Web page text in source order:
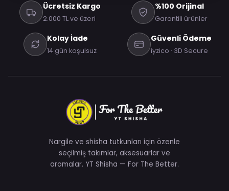
Ücretsiz Kargo
2.000 TL ve üzeri
%100 Orijinal
Garantili ürünler
Kolay İade
14 gün koşulsuz
Güvenli Ödeme
iyzico · 3D Secure
Nargile ve shisha tutkunları için özenle
seçilmiş takımlar, aksesuarlar ve
aromalar. YT Shisha — For The Better.